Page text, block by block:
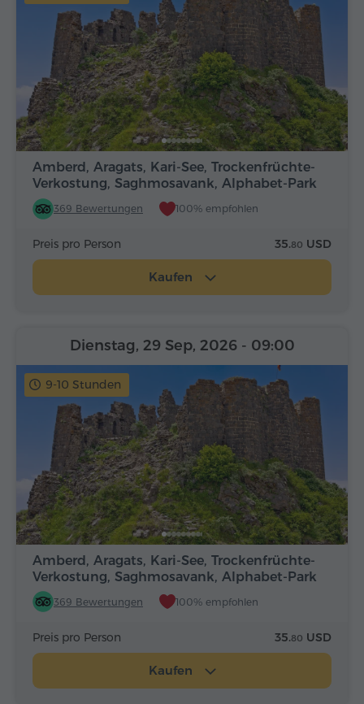
Amberd, Aragats, Kari-See, Trockenfrüchte-
Verkostung, Saghmosavank, Alphabet-Park
369 Bewertungen 100% empfohlen
Preis pro Person 35.80 USD
Kaufen
9-10 Stunden
Amberd, Aragats, Kari-See, Trockenfrüchte-
Verkostung, Saghmosavank, Alphabet-Park
369 Bewertungen 100% empfohlen
Dienstag, 29 Sep, 2026 - 09:00
Preis pro Person 35.80 USD
Kaufen